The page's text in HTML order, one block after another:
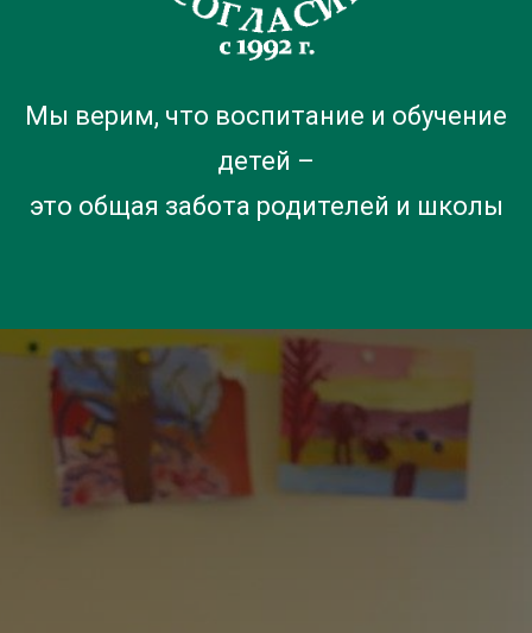
Мы верим, что воспитание и обучение
детей –
это общая забота родителей и школы